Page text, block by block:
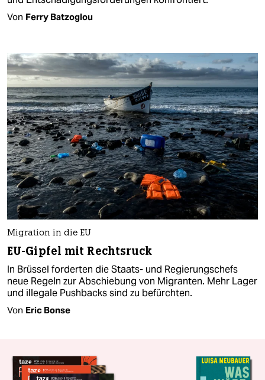
Von Ferry Batzoglou
Migration in die EU
EU-Gipfel mit Rechtsruck
In Brüssel forderten die Staats- und Regierungschefs
neue Regeln zur Abschiebung von Migranten. Mehr Lager
und illegale Pushbacks sind zu befürchten.
Von Eric Bonse